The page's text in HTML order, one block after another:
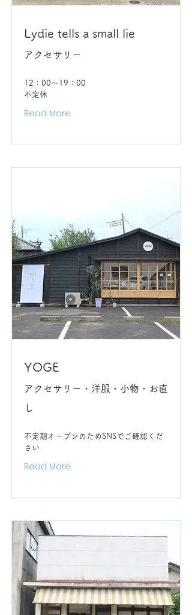
Lydie tells a small lie
アクセサリー
12：00〜19：00
不定休
Read More
YOGE
アクセサリー・洋服・小物・お直
し
不定期オープンのためSNSでご確認くだ
さい
Read More